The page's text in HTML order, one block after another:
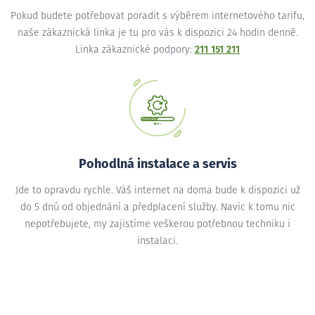
Pokud budete potřebovat poradit s výběrem internetového tarifu,
naše zákaznická linka je tu pro vás k dispozici 24 hodin denně.
Linka zákaznické podpory: 211 151 211
Pohodlná instalace a servis
Jde to opravdu rychle. Váš internet na doma bude k dispozici už
do 5 dnů od objednání a předplacení služby. Navíc k tomu nic
nepotřebujete, my zajistíme veškerou potřebnou techniku i
instalaci.